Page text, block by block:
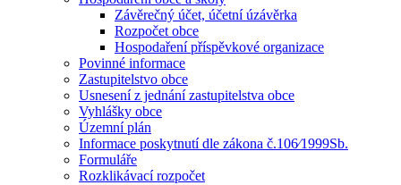
Závěrečný účet, účetní úzávěrka
Rozpočet obce
Hospodaření příspěvkové organizace
Povinné informace
Zastupitelstvo obce
Usnesení z jednání zastupitelstva obce
Vyhlášky obce
Územní plán
Informace poskytnutí dle zákona č.106⁄1999Sb.
Formuláře
Rozklikávací rozpočet